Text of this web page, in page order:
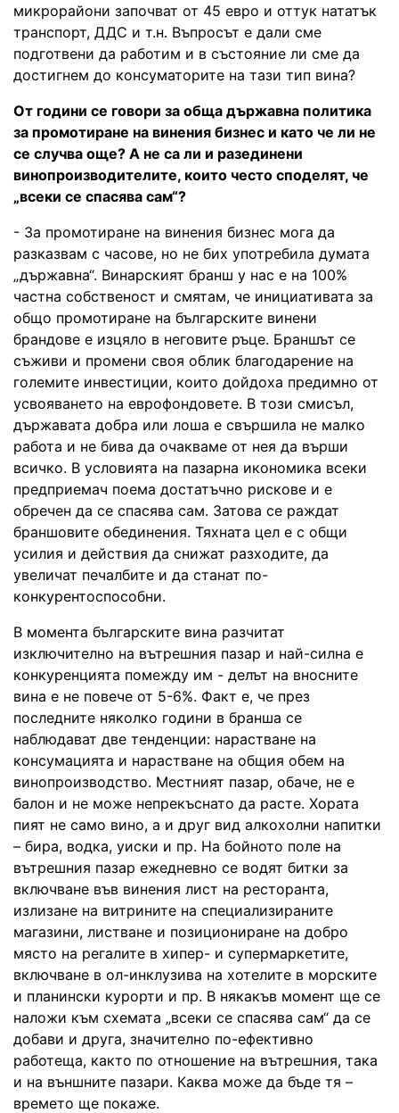
микрорайони започват от 45 евро и оттук нататък
транспорт, ДДС и т.н. Въпросът е дали сме
подготвени да работим и в състояние ли сме да
достигнем до консуматорите на тази тип вина?
От години се говори за обща държавна политика
за промотиране на винения бизнес и като че ли не
се случва още? А не са ли и разединени
винопроизводителите, които често споделят, че
„всеки се спасява сам“?
- За промотиране на винения бизнес мога да
разказвам с часове, но не бих употребила думата
„държавна“. Винарският бранш у нас е на 100%
частна собственост и смятам, че инициативата за
общо промотиране на българските винени
брандове е изцяло в неговите ръце. Браншът се
съживи и промени своя облик благодарение на
големите инвестиции, които дойдоха предимно от
усвояването на еврофондовете. В този смисъл,
държавата добра или лоша е свършила не малко
работа и не бива да очакваме от нея да върши
всичко. В условията на пазарна икономика всеки
предприемач поема достатъчно рискове и е
обречен да се спасява сам. Затова се раждат
браншовите обединения. Тяхната цел е с общи
усилия и действия да снижат разходите, да
увеличат печалбите и да станат по-
конкурентоспособни.
В момента българските вина разчитат
изключително на вътрешния пазар и най-силна е
конкуренцията помежду им - делът на вносните
вина е не повече от 5-6%. Факт е, че през
последните няколко години в бранша се
наблюдават две тенденции: нарастване на
консумацията и нарастване на общия обем на
винопроизводство. Местният пазар, обаче, не е
балон и не може непрекъснато да расте. Хората
пият не само вино, а и друг вид алкохолни напитки
– бира, водка, уиски и пр. На бойното поле на
вътрешния пазар ежедневно се водят битки за
включване във винения лист на ресторанта,
излизане на витрините на специализираните
магазини, листване и позициониране на добро
място на регалите в хипер- и супермаркетите,
включване в ол-инклузива на хотелите в морските
и планински курорти и пр. В някакъв момент ще се
наложи към схемата „всеки се спасява сам“ да се
добави и друга, значително по-ефективно
работеща, както по отношение на вътрешния, така
и на външните пазари. Каква може да бъде тя –
времето ще покаже.